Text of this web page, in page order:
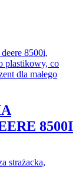
8500I